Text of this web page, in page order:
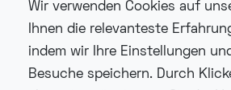
Wir verwenden Cookies auf
Ihnen die relevanteste
indem wir Ihre Einstellungen
Besuche speichern. Durch
Wirst du unser neuer
Schick uns deinen